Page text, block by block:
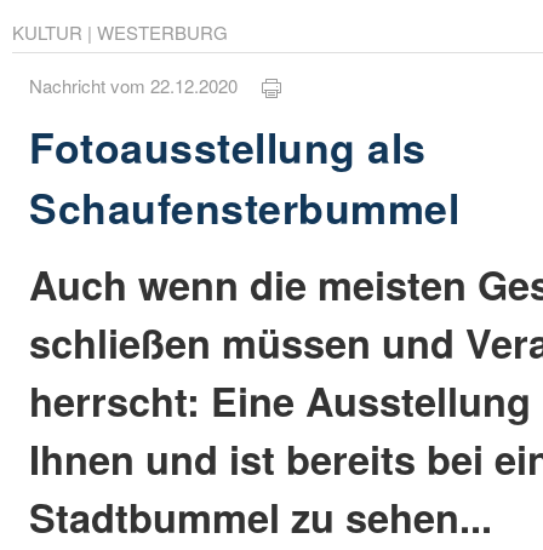
KULTUR | WESTERBURG
Nachricht vom 22.12.2020
Fotoausstellung als
Schaufensterbummel
Auch wenn die meisten
schließen müssen und
herrscht: Eine
Ihnen und ist bereits bei
Stadtbummel zu sehen...